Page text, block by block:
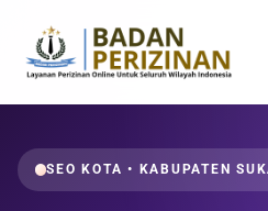
SEO KOTA • KABUPATEN